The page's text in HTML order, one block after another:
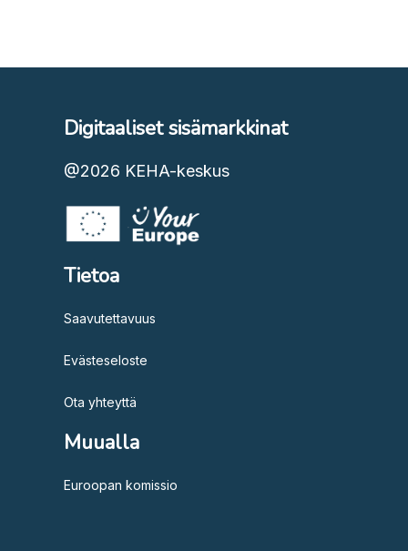
Digitaaliset sisämarkkinat
@2026 KEHA-keskus
Tietoa
Saavutettavuus
Evästeseloste
Ota yhteyttä
Muualla
Euroopan komissio